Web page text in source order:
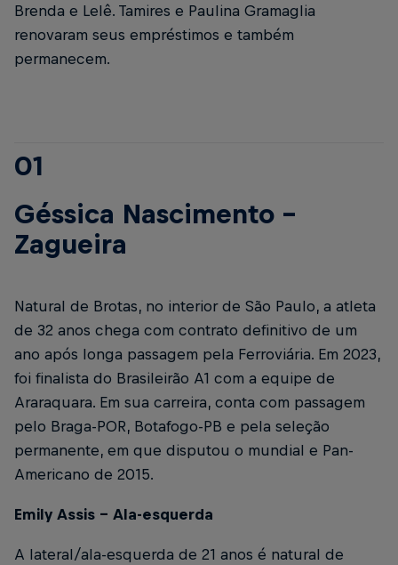
Brenda e Lelê. Tamires e Paulina Gramaglia
renovaram seus empréstimos e também
permanecem.
01
Géssica Nascimento –
Zagueira
Natural de Brotas, no interior de São Paulo, a atleta
de 32 anos chega com contrato definitivo de um
ano após longa passagem pela Ferroviária. Em 2023,
foi finalista do Brasileirão A1 com a equipe de
Araraquara. Em sua carreira, conta com passagem
pelo Braga-POR, Botafogo-PB e pela seleção
permanente, em que disputou o mundial e Pan-
Americano de 2015.
Emily Assis – Ala-esquerda
A lateral/ala-esquerda de 21 anos é natural de